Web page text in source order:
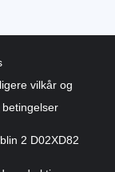
vilkår og
2 D02XD82